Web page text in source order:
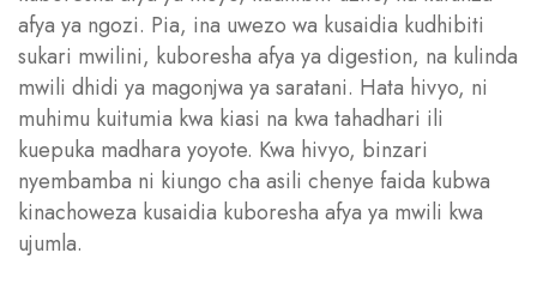
afya ya ngozi. Pia, ina uwezo wa kusaidia kudhibiti
sukari mwilini, kuboresha afya ya digestion, na kulinda
mwili dhidi ya magonjwa ya saratani. Hata hivyo, ni
muhimu kuitumia kwa kiasi na kwa tahadhari ili
kuepuka madhara yoyote. Kwa hivyo, binzari
nyembamba ni kiungo cha asili chenye faida kubwa
kinachoweza kusaidia kuboresha afya ya mwili kwa
ujumla.